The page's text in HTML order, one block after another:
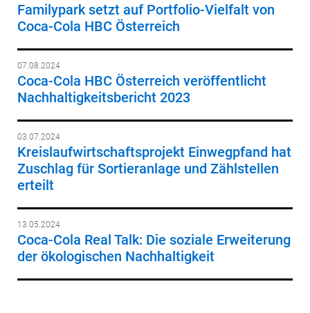
Familypark setzt auf Portfolio-Vielfalt von
Coca-Cola HBC Österreich
07.08.2024
Coca-Cola HBC Österreich veröffentlicht
Nachhaltigkeitsbericht 2023
03.07.2024
Kreislaufwirtschaftsprojekt Einwegpfand hat
Zuschlag für Sortieranlage und Zählstellen
erteilt
13.05.2024
Coca-Cola Real Talk: Die soziale Erweiterung
der ökologischen Nachhaltigkeit